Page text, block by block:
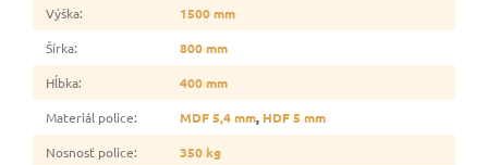
Výška:
1500 mm
Šírka:
800 mm
Hĺbka:
400 mm
Materiál police: MDF 5,4 mm, HDF 5 mm
Nosnosť police:
350 kg